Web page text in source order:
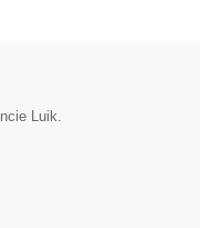
Luik.